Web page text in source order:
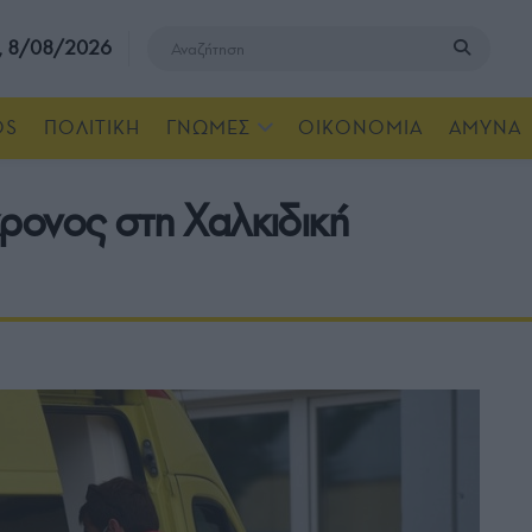
8/08/2026
ΠΟΛΙΤΙΚΗ ΓΝΩΜΕΣ ΟΙΚΟΝΟΜΙΑ ΑΜΥΝΑ
στη Χαλκιδική